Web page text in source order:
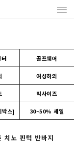
골프웨어
여성하의
빅사이즈
박스] 30~50% 세일
노 핀턱 반바지